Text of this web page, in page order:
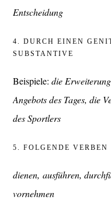
Entscheidung
4. DURCH EINEN
SUBSTANTIVE
Beispiele:die
Angebots des Tages, die
des Sportlers
5. FOLGENDE VERBEN
dienen, ausführen,
vornehmen